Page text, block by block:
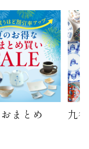
まとめ
九